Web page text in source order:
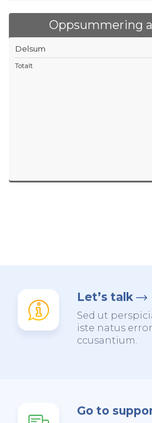
Oppsummering
Delsum
Totalt
Let’s talk
Sed ut
iste natus
ccusantium.
Go to